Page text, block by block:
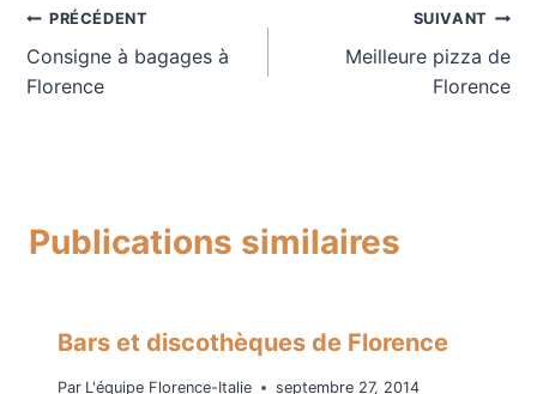
Navigation
de
PRÉCÉDENT
Consigne à bagages à
Florence
SUIVANT
Meilleure pizza de
Florence
Publications similaires
Bars et discothèques de Florence
Par L'équipe Florence-Italie septembre 27, 2014